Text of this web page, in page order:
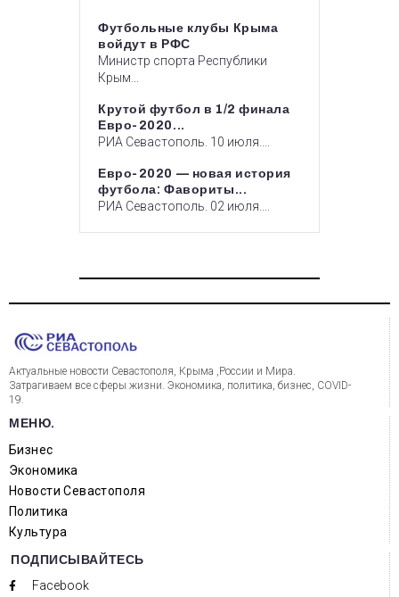
Футбольные клубы Крыма
войдут в РФС
Министр спорта Республики
Крым...
Крутой футбол в 1/2 финала
Евро-2020...
РИА Севастополь. 10 июля....
Евро-2020 — новая история
футбола: Фавориты...
РИА Севастополь. 02 июля....
Актуальные новости Севастополя, Крыма ,России и Мира.
Затрагиваем все сферы жизни. Экономика, политика, бизнес, COVID-
19.
МЕНЮ.
Бизнес
Экономика
Новости Севастополя
Политика
Культура
ПОДПИСЫВАЙТЕСЬ
Facebook